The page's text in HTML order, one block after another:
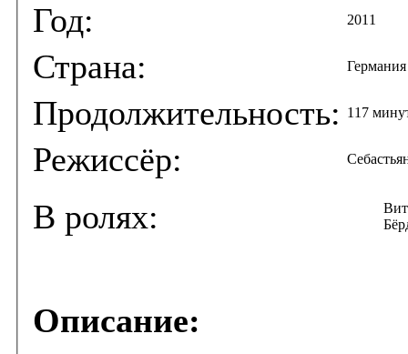
Год: 2011
Страна: Германия
Продолжительность: 117
Режиссёр:
В ролях:
Описание: